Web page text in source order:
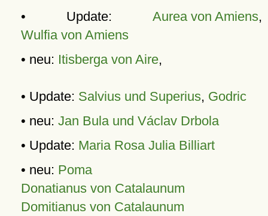
• Update: Aurea von Amiens,
Wulfia von Amiens
• neu: Itisberga von Aire,
• Update: Salvius und Superius, Godric
• neu: Jan Bula und Václav Drbola
• Update: Maria Rosa Julia Billiart
• neu: Poma
Donatianus von Catalaunum
Domitianus von Catalaunum